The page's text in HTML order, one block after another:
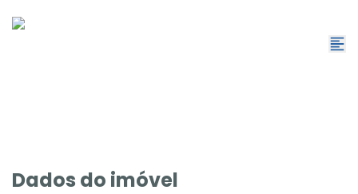
Dados do imóvel